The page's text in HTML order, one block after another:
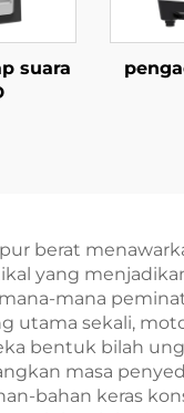
suara
berat
yang
mana
utama sekali,
bentuk bilah
masa
bahan keras